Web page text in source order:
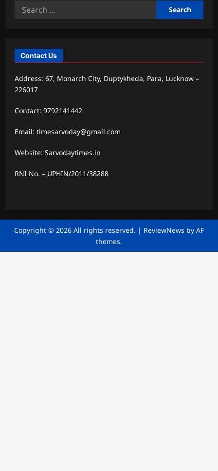
Search
Contact Us
Address: 67, Monarch City, Duptykheda, Para, Lucknow –
226017
Contact: 9792141442
Email: timesarvoday@gmail.com
Website: Sarvodaytimes.in
RNI No. – UPHIN/2011/38288
Copyright © 2026 All rights reserved. | ReviewNews by AF
themes.